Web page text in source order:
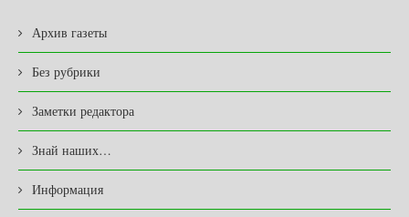
Архив газеты
Без рубрики
Заметки редактора
Знай наших…
Информация